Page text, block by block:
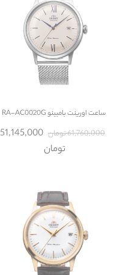
ساعتاورینت بامبینو RA-AC0020G
61,760,000 تومان
51,145,000
تومان